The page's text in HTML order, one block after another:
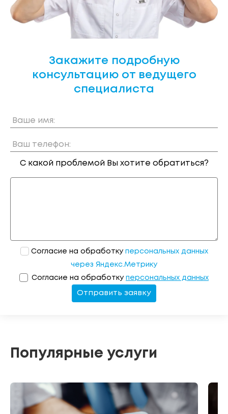
Закажите подробную
консультацию от ведущего
специалиста
Ваше имя:
Ваш телефон:
С какой проблемой Вы хотите обратиться?
Согласие на обработку персональных данных
через Яндекс.Метрику
Согласие на обработку персональных данных
Отправить заявку
Популярные услуги